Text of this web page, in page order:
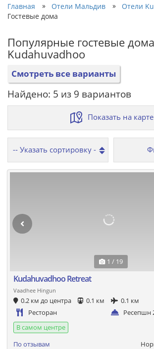
Главная » Отели Мальдив » Отели
Гостевые дома
Популярные гостевые дома
Kudahuvadhoo
Смотреть все варианты
Найдено: 5 из 9 вариантов
Показать на карте
1 / 19
Kudahuvadhoo Retreat
Vaadhee Hingun
0.2 км до центра 0.1 км
0.1 км
Ресторан
Ресепшн
В самом центре
По отзывам